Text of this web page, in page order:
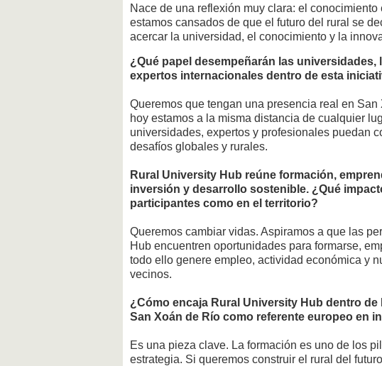
Nace de una reflexión muy clara: el
estamos cansados de que el futuro del rural se
acercar la universidad, el conocimiento y la
¿Qué papel desempeñarán las
expertos internacionales dentro de esta
Queremos que tengan una presencia real en
hoy estamos a la misma distancia de cualquier
universidades, expertos y profesionales puedan
desafíos globales y rurales.
Rural University Hub reúne formación,
inversión y desarrollo sostenible. ¿Qué
participantes como en el territorio?
Queremos cambiar vidas. Aspiramos a que las
Hub encuentren oportunidades para formarse,
todo ello genere empleo, actividad económica y
vecinos.
¿Cómo encaja Rural University Hub dentro
San Xoán de Río como referente europeo en
Es una pieza clave. La formación es uno de los
estrategia. Si queremos construir el rural del